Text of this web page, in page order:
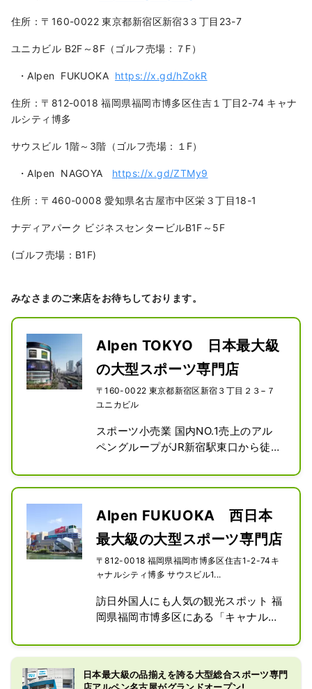
住所：〒160-0022 東京都新宿区新宿3３丁目23-7
ユニカビル B2F～8F（ゴルフ売場：７F）
・Alpen FUKUOKA https://x.gd/hZokR
住所：〒812-0018 福岡県福岡市博多区住吉１丁目2-74 キャナ
ルシティ博多
サウスビル 1階～3階（ゴルフ売場：１F）
・Alpen NAGOYA https://x.gd/ZTMy9
住所：〒460-0008 愛知県名古屋市中区栄３丁目18-1
ナディアパーク ビジネスセンタービルB1F～5F
(ゴルフ売場：B1F)
みなさまのご来店をお待ちしております。
Alpen TOKYO 日本最大級
の大型スポーツ専門店
〒160-0022 東京都新宿区新宿３丁目２３−７
ユニカビル
スポーツ小売業 国内NO.1売上のアル
ペングループがJR新宿駅東口から徒歩
地下2階、地上8階の巨大フロアには総
ッグシップストア」、アウトドア大型
専門店「アルペンアウトドアーズフラ
ッグシップストア」ゴルフ専門店であ
る「ゴルフ5フラッグシップストア」
の3業態が入る日本最大級の売場を展
人気のジャパンブランドをはじめ,ナイ
キ、アディダス、ニューバランス、ザ
ネ、ホンマ、マジェステイなど,充実の
品揃え。
Alpen FUKUOKA 西日本
最大級の大型スポーツ専門店
〒812-0018 福岡県福岡市博多区住吉1-2-74キ
ャナルシティ博多 サウスビル1...
訪日外国人にも人気の観光スポット 福
岡県福岡市博多区にある「キャナルシ
スポーツ大型専門店の「 Alpen
しました。
日本最大級の品揃えを誇る大型総合スポーツ専門